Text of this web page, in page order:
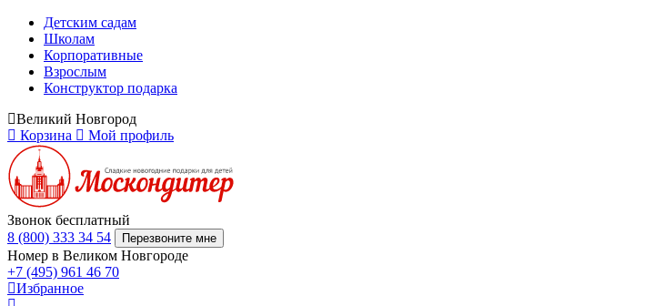
Детским садам
Школам
Корпоративные
Взрослым
Конструктор подарка
Великий Новгород
Корзина
Мой профиль
Звонок бесплатный
8 (800) 333 34 54
Перезвоните мне
Номер в Великом Новгороде
+7 (495) 961 46 70
Избранное